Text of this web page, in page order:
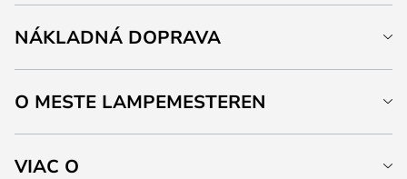
NÁKLADNÁ DOPRAVA
O MESTE LAMPEMESTEREN
VIAC O